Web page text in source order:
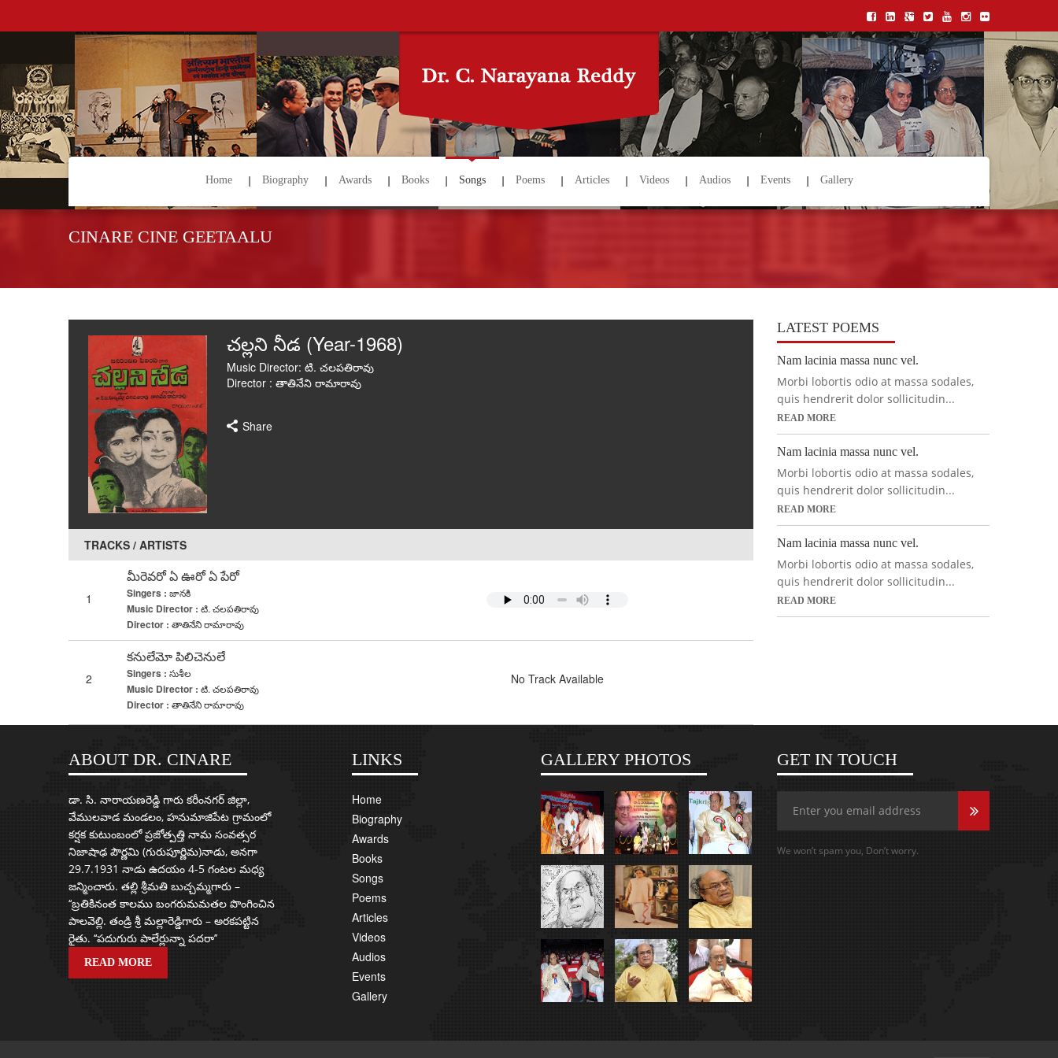
Home Biography Awards Books Songs Poems Articles Videos Audios Events Gallery
CINARE CINE GEETAALU
చల్లని నీడ (Year-1968)
Music Director: టి. చలపతిరావు
Director : తాతినేని రామారావు
Share
TRACKS / ARTISTS
1
మీరెవరో ఏ ఊరో ఏ పేరో
Singers : జానకి
Music Director : టి. చలపతిరావు
Director : తాతినేని రామారావు
2
కనులేమో పిలిచెనులే
Singers : సుశీల
Music Director : టి. చలపతిరావు
Director : తాతినేని రామారావు
No Track Available
LATEST POEMS
Nam lacinia massa nunc vel.
Morbi lobortis odio at massa sodales,
quis hendrerit dolor sollicitudin...
READ MORE
Nam lacinia massa nunc vel.
Morbi lobortis odio at massa sodales,
quis hendrerit dolor sollicitudin...
READ MORE
Nam lacinia massa nunc vel.
Morbi lobortis odio at massa sodales,
quis hendrerit dolor sollicitudin...
READ MORE
ABOUT DR. CINARE
డా. సి. నారాయణరెడ్డి గారు కరీంనగర్ జిల్లా,
వేములవాడ మండలం, హనుమాజిపేట గ్రామంలో
కర్షక కుటుంబంలో ప్రజోత్పత్తి నామ సంవత్సర
నిజాషాఢ పౌర్ణమి (గురుపూర్ణిమ)నాడు, అనగా
29.7.1931 నాడు ఉదయం 4-5 గంటల మధ్య
జన్మించారు. తల్లి శ్రీమతి బుచ్చమ్మగారు –
‘‘బ్రతికినంత కాలము బంగరుమమతల పొంగించిన
పాలవెల్లి. తండ్రి శ్రీ మల్లారెడ్డిగారు – అరకపట్టిన
రైతు. ‘‘పదుగురు పాలేర్లున్నా పదరా’’
READ MORE
LINKS
Home
Biography
Awards
Books
Songs
Poems
Articles
Videos
Audios
Events
Gallery
GALLERY PHOTOS GET IN TOUCH
We won’t spam you, Don’t worry.